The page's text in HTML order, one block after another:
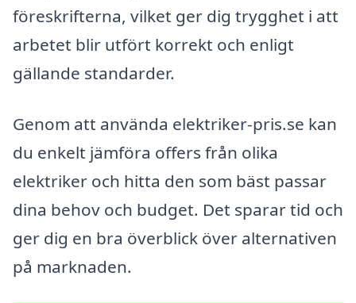
föreskrifterna, vilket ger dig trygghet i att
arbetet blir utfört korrekt och enligt
gällande standarder.
Genom att använda elektriker-pris.se kan
du enkelt jämföra offers från olika
elektriker och hitta den som bäst passar
dina behov och budget. Det sparar tid och
ger dig en bra överblick över alternativen
på marknaden.